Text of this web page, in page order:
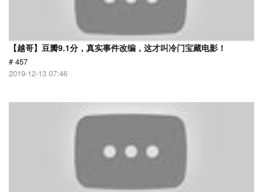
【越哥】豆瓣9.1分，真实事件改编，这才叫冷门宝藏电影！
# 457
2019-12-13 07:46